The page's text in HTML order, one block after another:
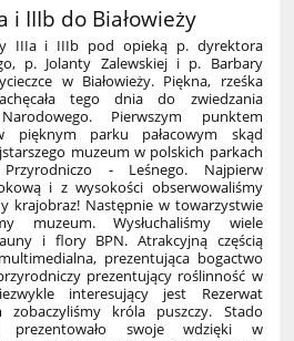
i IIIb do Białowieży
IIIa i IIIb pod opieką p. dyrektora
p. Jolanty Zalewskiej i p. Barbary
w Białowieży. Piękna, rześka
tego dnia do zwiedzania
Pierwszym punktem
pięknym parku pałacowym skąd
muzeum w polskich parkach
- Leśnego. Najpierw
i z wysokości obserwowaliśmy
krajobraz! Następnie w towarzystwie
muzeum. Wysłuchaliśmy wiele
i flory BPN. Atrakcyjną częścią
prezentująca bogactwo
prezentujący roślinność w
interesujący jest Rezerwat
zobaczyliśmy króla puszczy. Stado
prezentowało swoje wdzięki w